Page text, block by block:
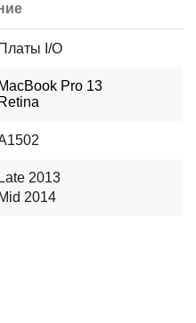
Платы I/O
MacBook Pro 13
Retina
Late 2013
Mid 2014